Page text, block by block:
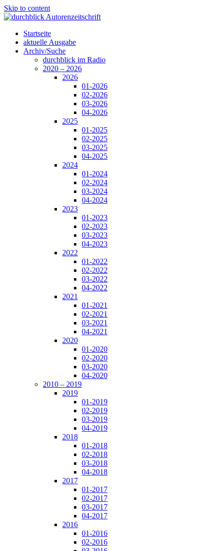
Skip to content
Startseite
aktuelle Ausgabe
Archiv/Suche
durchblick im Radio
2020 – 2026
2026
01-2026
02-2026
03-2026
04-2026
2025
01-2025
02-2025
03-2025
04-2025
2024
01-2024
02-2024
03-2024
04-2024
2023
01-2023
02-2023
03-2023
04-2023
2022
01-2022
02-2022
03-2022
04-2022
2021
01-2021
02-2021
03-2021
04-2021
2020
01-2020
02-2020
03-2020
04-2020
2010 – 2019
2019
01-2019
02-2019
03-2019
04-2019
2018
01-2018
02-2018
03-2018
04-2018
2017
01-2017
02-2017
03-2017
04-2017
2016
01-2016
02-2016